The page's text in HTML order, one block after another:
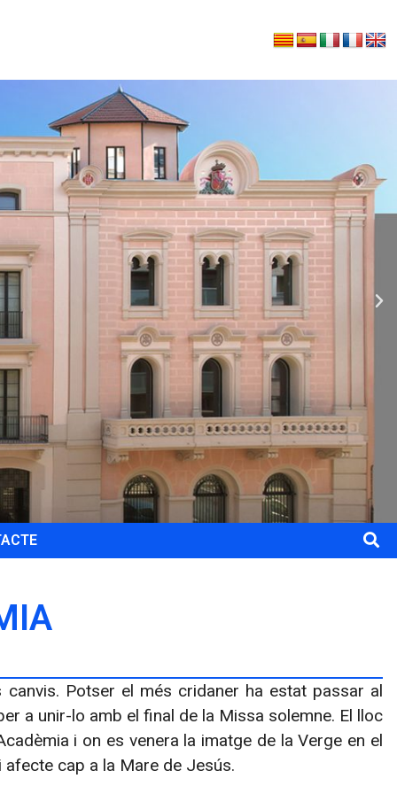
canvis. Potser el més cridaner ha estat passar al
a unir-lo amb el final de la Missa solemne. El lloc
i on es venera la imatge de la Verge en el
cap a la Mare de Jesús.